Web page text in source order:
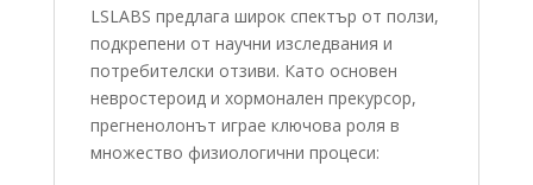
LSLABS предлага широк спектър от ползи,
подкрепени от научни изследвания и
потребителски отзиви. Като основен
невростероид и хормонален прекурсор,
прегненолонът играе ключова роля в
множество физиологични процеси: